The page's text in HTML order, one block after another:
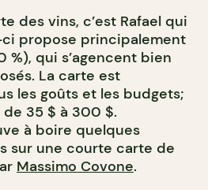
des vins, c’est Rafael qui
ci propose principalement
%), qui s’agencent bien
La carte est
les goûts et les budgets;
35 $ à 300 $.
à boire quelques
sur une courte carte de
Massimo Covone.